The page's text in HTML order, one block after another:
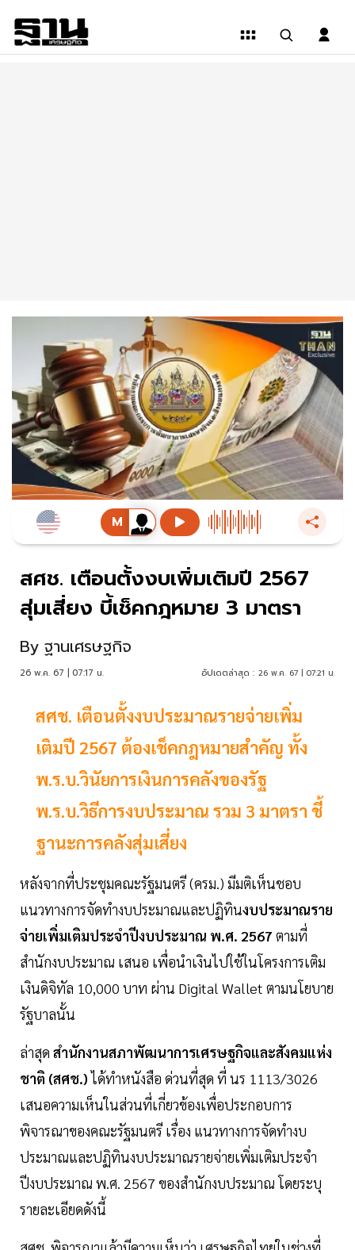
สศช. เตือนตั้งงบเพิ่มเติมปี 2567
สุ่มเสี่ยง บี้เช็คกฎหมาย 3 มาตรา
By ฐานเศรษฐกิจ
26 พ.ค. 67 | 07:17 น. อัปเดตล่าสุด : 26 พ.ค. 67 | 07:21 น.
สศช. เตือนตั้งงบประมาณรายจ่ายเพิ่ม
เติมปี 2567 ต้องเช็คกฎหมายสำคัญ ทั้ง
พ.ร.บ.วินัยการเงินการคลังของรัฐ
พ.ร.บ.วิธีการงบประมาณ รวม 3 มาตรา ชี้
ฐานะการคลังสุ่มเสี่ยง
หลังจากที่ประชุมคณะรัฐมนตรี (ครม.) มีมติเห็นชอบ
แนวทางการจัดทำงบประมาณและปฏิทินงบประมาณราย
จ่ายเพิ่มเติมประจำปีงบประมาณ พ.ศ. 2567 ตามที่
สำนักงบประมาณ เสนอ เพื่อนำเงินไปใช้ในโครงการเติม
เงินดิจิทัล 10,000 บาท ผ่าน Digital Wallet ตามนโยบาย
รัฐบาลนั้น
ล่าสุด สำนักงานสภาพัฒนาการเศรษฐกิจและสังคมแห่ง
ชาติ (สศช.)ได้ทำหนังสือ ด่วนที่สุด ที่ นร 1113/3026
เสนอความเห็นในส่วนที่เกี่ยวข้องเพื่อประกอบการ
พิจารณาของคณะรัฐมนตรี เรื่อง แนวทางการจัดทำงบ
ประมาณและปฏิทินงบประมาณรายจ่ายเพิ่มเติมประจำ
ปีงบประมาณ พ.ศ. 2567 ของสำนักงบประมาณ โดยระบุ
รายละเอียดดังนี้